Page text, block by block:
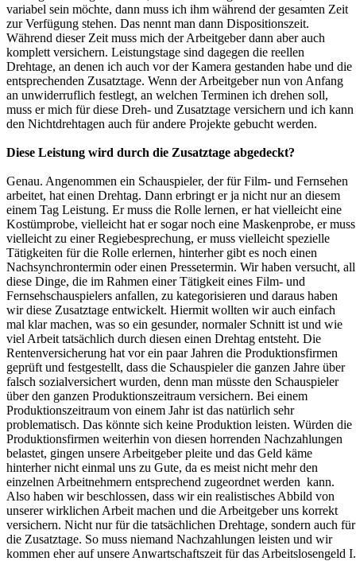
variabel sein möchte, dann muss ich ihm während der gesamten Zeit
zur Verfügung stehen. Das nennt man dann Dispositionszeit.
Während dieser Zeit muss mich der Arbeitgeber dann aber auch
komplett versichern. Leistungstage sind dagegen die reellen
Drehtage, an denen ich auch vor der Kamera gestanden habe und die
entsprechenden Zusatztage. Wenn der Arbeitgeber nun von Anfang
an unwiderruflich festlegt, an welchen Terminen ich drehen soll,
muss er mich für diese Dreh- und Zusatztage versichern und ich kann
den Nichtdrehtagen auch für andere Projekte gebucht werden.
Diese Leistung wird durch die Zusatztage abgedeckt?
Genau. Angenommen ein Schauspieler, der für Film- und Fernsehen
arbeitet, hat einen Drehtag. Dann erbringt er ja nicht nur an diesem
einem Tag Leistung. Er muss die Rolle lernen, er hat vielleicht eine
Kostümprobe, vielleicht hat er sogar noch eine Maskenprobe, er muss
vielleicht zu einer Regiebesprechung, er muss vielleicht spezielle
Tätigkeiten für die Rolle erlernen, hinterher gibt es noch einen
Nachsynchrontermin oder einen Pressetermin. Wir haben versucht, all
diese Dinge, die im Rahmen einer Tätigkeit eines Film- und
Fernsehschauspielers anfallen, zu kategorisieren und daraus haben
wir diese Zusatztage entwickelt. Hiermit wollten wir auch einfach
mal klar machen, was so ein gesunder, normaler Schnitt ist und wie
viel Arbeit tatsächlich durch diesen einen Drehtag entsteht. Die
Rentenversicherung hat vor ein paar Jahren die Produktionsfirmen
geprüft und festgestellt, dass die Schauspieler die ganzen Jahre über
falsch sozialversichert wurden, denn man müsste den Schauspieler
über den ganzen Produktionszeitraum versichern. Bei einem
Produktionszeitraum von einem Jahr ist das natürlich sehr
problematisch. Das könnte sich keine Produktion leisten. Würden die
Produktionsfirmen weiterhin von diesen horrenden Nachzahlungen
belastet, gingen unsere Arbeitgeber pleite und das Geld käme
hinterher nicht einmal uns zu Gute, da es meist nicht mehr den
einzelnen Arbeitnehmern entsprechend zugeordnet werden kann.
Also haben wir beschlossen, dass wir ein realistisches Abbild von
unserer wirklichen Arbeit machen und die Arbeitgeber uns korrekt
versichern. Nicht nur für die tatsächlichen Drehtage, sondern auch für
die Zusatztage. So muss niemand Nachzahlungen leisten und wir
kommen eher auf unsere Anwartschaftszeit für das Arbeitslosengeld I.